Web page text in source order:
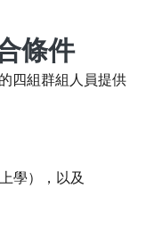
條件
四組群組人員提供
學），以及